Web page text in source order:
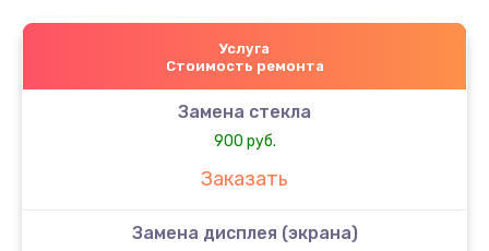
Услуга
Стоимость ремонта
Замена стекла
900 руб.
Заказать
Замена дисплея (экрана)